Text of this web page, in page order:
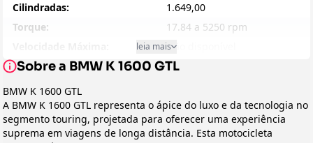
Cilindradas:
1.649,00
Torque:
17.84 a 5250 rpm
Não disponível
Consumo - Cidade:
N/D
Consumo - Estrada:
Entre-eixos:
1680
Peso:
321,00kg
leia mais
Sobre a BMW K 1600 GTL
BMW K 1600 GTL
A BMW K 1600 GTL representa o ápice do luxo e da tecnologia no
segmento touring, projetada para oferecer uma experiência
suprema em viagens de longa distância. Esta motocicleta